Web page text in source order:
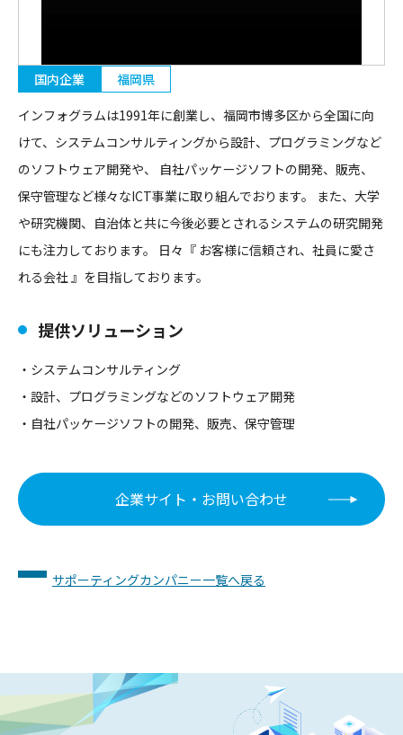
国内企業
福岡県
インフォグラムは1991年に創業し、福岡市博多区から全国に向
けて、システムコンサルティングから設計、プログラミングなど
のソフトウェア開発や、 自社パッケージソフトの開発、販売、
保守管理など様々なICT事業に取り組んでおります。 また、大学
や研究機関、自治体と共に今後必要とされるシステムの研究開発
にも注力しております。 日々『 お客様に信頼され、社員に愛さ
れる会社 』を目指しております。
提供ソリューション
・システムコンサルティング
・設計、プログラミングなどのソフトウェア開発
・自社パッケージソフトの開発、販売、保守管理
企業サイト・お問い合わせ
サポーティングカンパニー一覧へ戻る